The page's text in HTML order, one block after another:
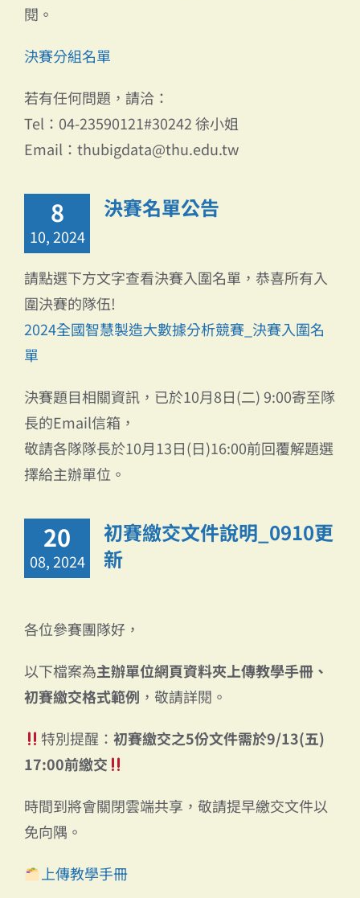
閱。
決賽分組名單
若有任何問題，請洽：
Tel：04-23590121#30242 徐小姐
Email：thubigdata@thu.edu.tw
8
10, 2024
決賽名單公告
請點選下方文字查看決賽入圍名單，恭喜所有入
圍決賽的隊伍!
2024全國智慧製造大數據分析競賽_決賽入圍名
單
決賽題目相關資訊，已於10月8日(二) 9:00寄至隊
長的Email信箱，
敬請各隊隊長於10月13日(日)16:00前回覆解題選
擇給主辦單位。
20
08, 2024
初賽繳交文件說明_0910更
新
各位參賽團隊好，
以下檔案為主辦單位網頁資料夾上傳教學手冊、
初賽繳交格式範例 ，敬請詳閱。
特別提醒： 初賽繳交之5份文件需於9/13(五)
17:00前繳交
時間到將會關閉雲端共享，敬請提早繳交文件以
免向隅。
上傳教學手冊